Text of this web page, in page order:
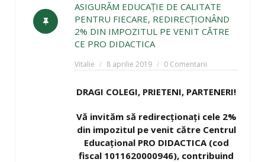
ASIGURĂM EDUCAŢIE DE CALITATE
PENTRU FIECARE, REDIRECŢIONÂND
2% DIN IMPOZITUL PE VENIT CĂTRE
CE PRO DIDACTICA
Vitalie 8 aprilie 2019 0 Comentarii
DRAGI COLEGI, PRIETENI, PARTENERI!
Vă invităm să redirecționați cele 2%
din impozitul pe venit către Centrul
Educaţional PRO DIDACTICA (cod
fiscal 1011620000946), contribuind